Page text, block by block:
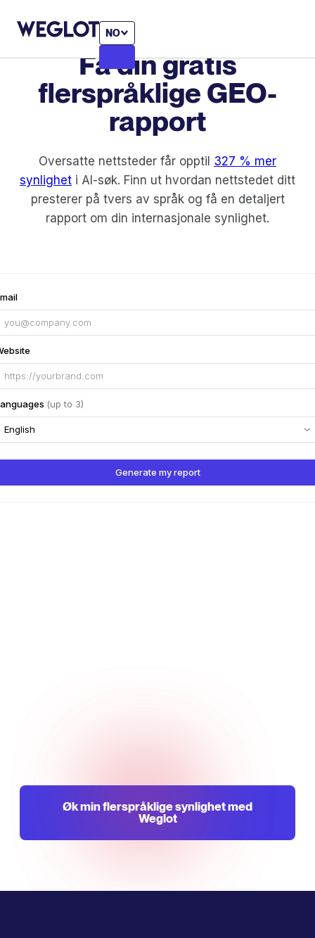
NO
Få din gratis
flerspråklige GEO-
rapport
Oversatte nettsteder får opptil 327 % mer
synlighet i AI-søk. Finn ut hvordan nettstedet ditt
presterer på tvers av språk og få en detaljert
rapport om din internasjonale synlighet.
Øk min flerspråklige synlighet med
Weglot